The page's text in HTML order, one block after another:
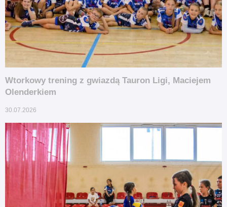
Wtorkowy trening z gwiazdą Tauron Ligi, Maciejem
Olenderkiem
30.07.2026